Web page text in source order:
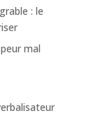
: le
mal